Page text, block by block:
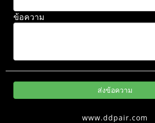
ข้อความ
www.ddpair.com